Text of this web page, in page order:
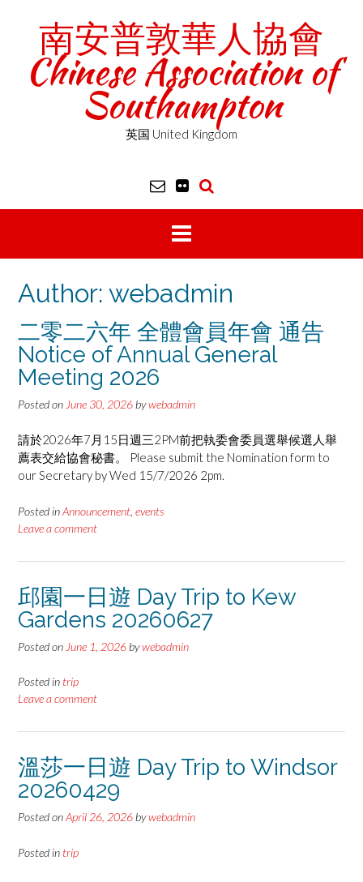
南安普敦華人協會
Chinese Association of
Southampton
英国 United Kingdom
Author: webadmin
二零二六年 全體會員年會 通告
Notice of Annual General
Meeting 2026
Posted on June 30, 2026 bywebadmin
請於2026年7月15日週三2PM前把執委會委員選舉候選人舉
薦表交給協會秘書。 Please submit the Nomination form to
our Secretary by Wed 15/7/2026 2pm.
Posted inAnnouncement events
Leave a comment
邱園一日遊 Day Trip to Kew
Gardens 20260627
Posted on June 1, 2026 bywebadmin
Posted in trip
Leave a comment
溫莎一日遊 Day Trip to Windsor
20260429
Posted onApril 26, 2026 bywebadmin
Posted in trip